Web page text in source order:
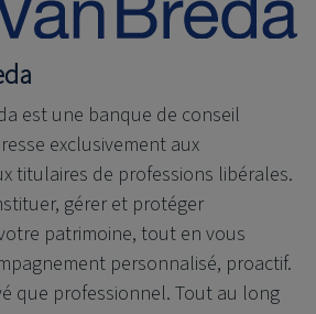
est une banque de conseil
exclusivement aux
titulaires de professions libérales.
gérer et protéger
patrimoine, tout en vous
personnalisé, proactif.
que professionnel. Tout au long